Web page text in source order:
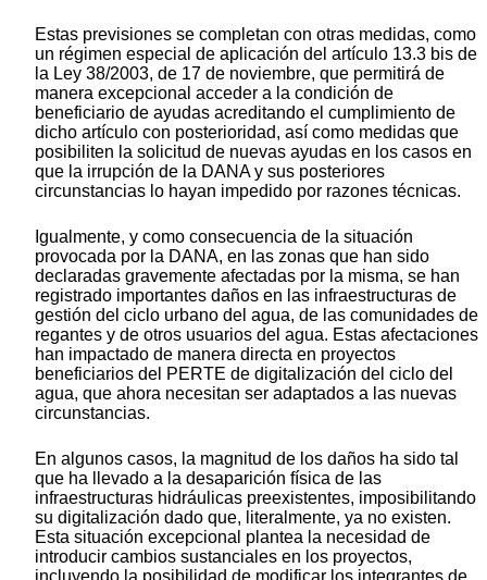
Estas previsiones se completan con otras medidas, como
un régimen especial de aplicación del artículo 13.3 bis de
la Ley 38/2003, de 17 de noviembre, que permitirá de
manera excepcional acceder a la condición de
beneficiario de ayudas acreditando el cumplimiento de
dicho artículo con posterioridad, así como medidas que
posibiliten la solicitud de nuevas ayudas en los casos en
que la irrupción de la DANA y sus posteriores
circunstancias lo hayan impedido por razones técnicas.
Igualmente, y como consecuencia de la situación
provocada por la DANA, en las zonas que han sido
declaradas gravemente afectadas por la misma, se han
registrado importantes daños en las infraestructuras de
gestión del ciclo urbano del agua, de las comunidades de
regantes y de otros usuarios del agua. Estas afectaciones
han impactado de manera directa en proyectos
beneficiarios del PERTE de digitalización del ciclo del
agua, que ahora necesitan ser adaptados a las nuevas
circunstancias.
En algunos casos, la magnitud de los daños ha sido tal
que ha llevado a la desaparición física de las
infraestructuras hidráulicas preexistentes, imposibilitando
su digitalización dado que, literalmente, ya no existen.
Esta situación excepcional plantea la necesidad de
introducir cambios sustanciales en los proyectos,